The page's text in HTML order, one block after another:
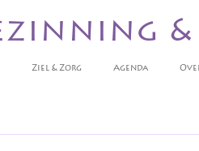
Ziel & Zorg Agenda